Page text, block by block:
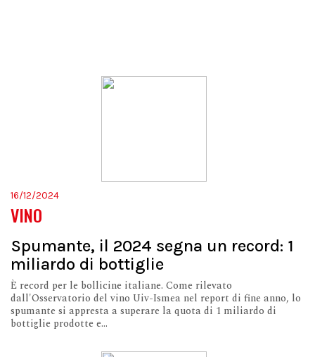
16/12/2024
VINO
Spumante, il 2024 segna un record: 1
miliardo di bottiglie
È record per le bollicine italiane. Come rilevato
dall'Osservatorio del vino Uiv-Ismea nel report di fine anno, lo
spumante si appresta a superare la quota di 1 miliardo di
bottiglie prodotte e...